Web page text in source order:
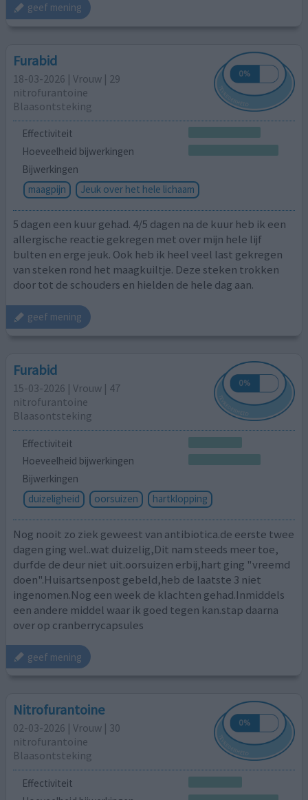
geef mening
Furabid
18-03-2026 | Vrouw | 29
nitrofurantoine
Blaasontsteking
Effectiviteit
Hoeveelheid bijwerkingen
Bijwerkingen
maagpijn
Jeuk over het hele lichaam
5 dagen een kuur gehad. 4/5 dagen na de kuur heb ik een
allergische reactie gekregen met over mijn hele lijf
bulten en erge jeuk. Ook heb ik heel veel last gekregen
van steken rond het maagkuiltje. Deze steken trokken
door tot de schouders en hielden de hele dag aan.
geef mening
Furabid
15-03-2026 | Vrouw | 47
nitrofurantoine
Blaasontsteking
Effectiviteit
Hoeveelheid bijwerkingen
Bijwerkingen
duizeligheid
oorsuizen hartklopping
Nog nooit zo ziek geweest van antibiotica.de eerste twee
dagen ging wel..wat duizelig,Dit nam steeds meer toe,
durfde de deur niet uit.oorsuizen erbij,hart ging "vreemd
doen".Huisartsenpost gebeld,heb de laatste 3 niet
ingenomen.Nog een week de klachten gehad.Inmiddels
een andere middel waar ik goed tegen kan.stap daarna
over op cranberrycapsules
geef mening
Nitrofurantoine
02-03-2026 | Vrouw | 30
nitrofurantoine
Blaasontsteking
Effectiviteit